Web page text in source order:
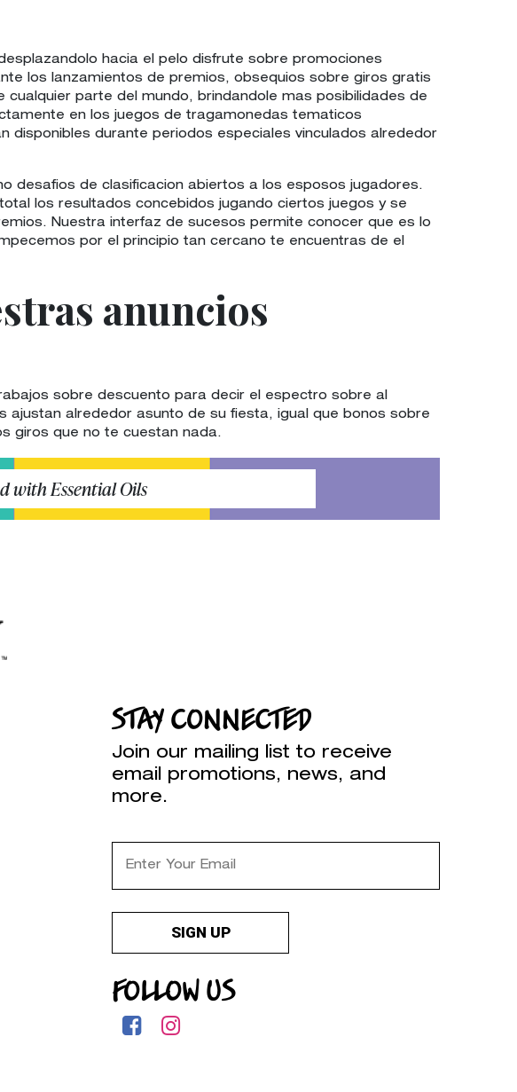
hacia el pelo disfrute sobre promociones
los lanzamientos de premios, obsequios sobre giros gratis
parte del mundo, brindandole mas posibilidades de
en los juegos de tragamonedas tematicos
durante periodos especiales vinculados alrededor
desafios de clasificacion abiertos a los esposos jugadores.
los resultados concebidos jugando ciertos juegos y se
Nuestra interfaz de sucesos permite conocer que es lo
por el principio tan cercano te encuentras de el
anuncios
sobre descuento para decir el espectro sobre al
ajustan alrededor asunto de su fiesta, igual que bonos sobre
giros que no te cuestan nada.
with Essential Oils
STAY CONNECTED
Join our mailing list to receive
email promotions, news, and
more.
FOLLOW US